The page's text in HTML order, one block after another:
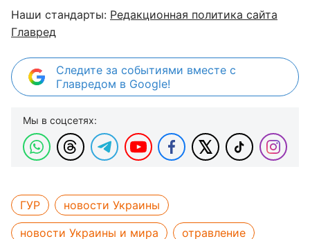
Наши стандарты: Редакционная политика сайта
Главред
Следите за событиями вместе с
Главредом в Google!
Мы в соцсетях:
ГУР
новости Украины
новости Украины и мира
отравление